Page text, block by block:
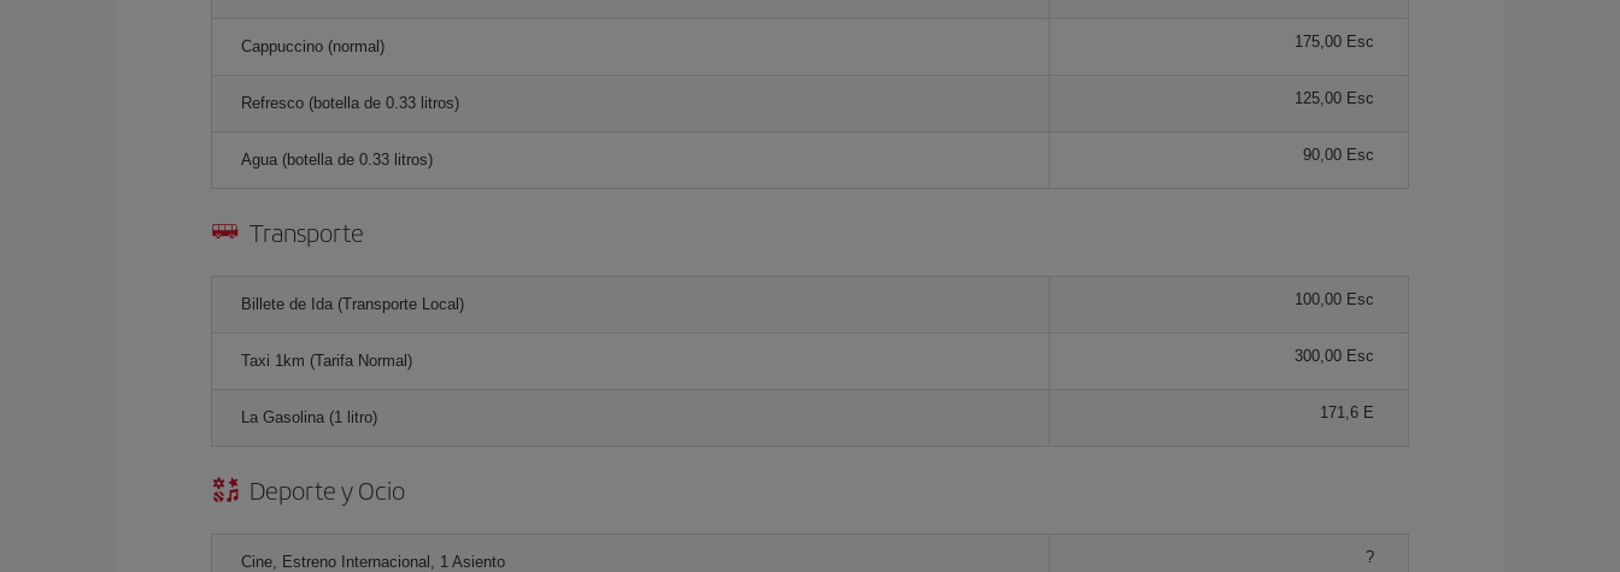
Cappuccino (normal) 175,00 Esc
Refresco (botella de 0.33 litros) 125,00 Esc
Agua (botella de 0.33 litros) 90,00 Esc
Transporte
Billete de Ida (Transporte Local) 100,00 Esc
Taxi 1km (Tarifa Normal) 300,00 Esc
La Gasolina (1 litro) 171,6 E
Deporte y Ocio
Cine, Estreno Internacional, 1 Asiento ?